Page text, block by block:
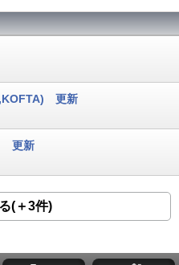
,KOFTA) 更新
更新
(＋3件)